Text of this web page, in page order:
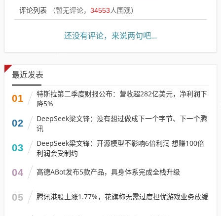
评论列表 （暂无评论， 34553人围观）
还没有评论，来说两句吧...
最近发表
01
特斯拉第二季度财报公布：营收超282亿美元，净利润下
降5%
02
DeepSeek梁文锋：没有想过做成下一个字节、下一个腾
讯
03
DeepSeek梁文锋：开源模型不影响6倍利润 想赚100倍
利润会受制约
04 高德ABot发布5款产品，具身体系完成全栈升级
05 腾讯港股上涨1.77%，花旗称无需过度担忧游戏业务放缓